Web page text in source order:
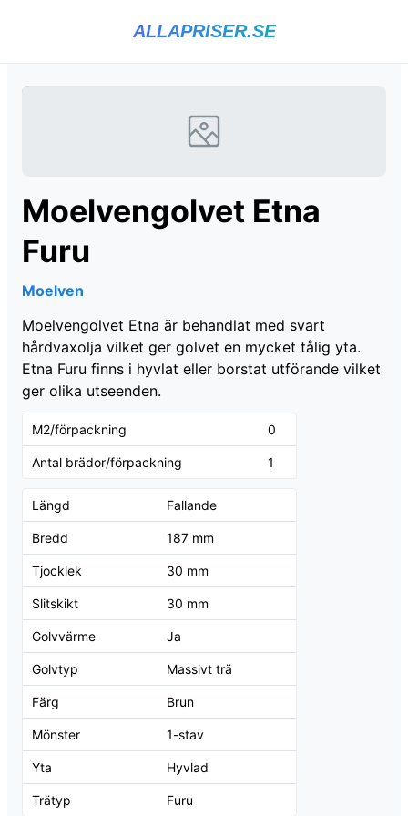
ALLAPRISER.SE
Moelvengolvet Etna
Furu
Moelven
Moelvengolvet Etna är behandlat med svart
hårdvaxolja vilket ger golvet en mycket tålig yta.
Etna Furu finns i hyvlat eller borstat utförande vilket
ger olika utseenden.
M2/förpackning 0
Antal brädor/förpackning 1
Längd Fallande
Bredd 187 mm
Tjocklek 30 mm
Slitskikt 30 mm
Golvvärme Ja
Golvtyp Massivt trä
Färg Brun
Mönster 1-stav
Yta Hyvlad
Trätyp Furu